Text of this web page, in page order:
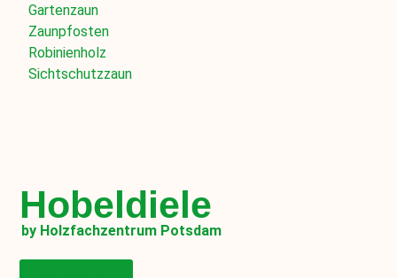
Gartenzaun
Zaunpfosten
Robinienholz
Sichtschutzzaun
Hobeldiele
by Holzfachzentrum Potsdam